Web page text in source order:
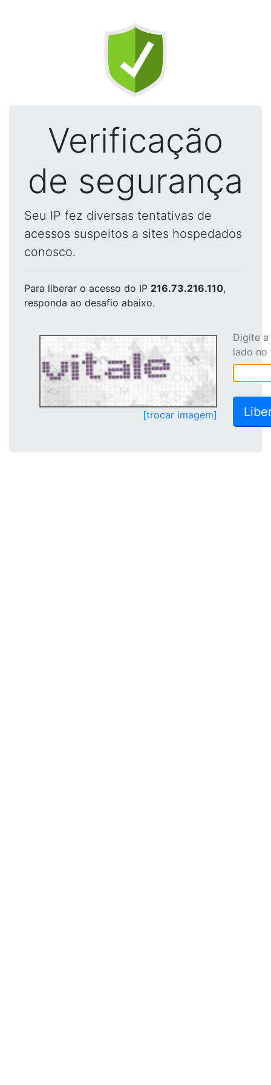
Verificação
de segurança
Seu IP fez diversas tentativas de
acessos suspeitos a sites hospedados
conosco.
Para liberar o acesso do IP 216.73.216.110,
responda ao desafio abaixo.
[trocar imagem]
Digite
lado no